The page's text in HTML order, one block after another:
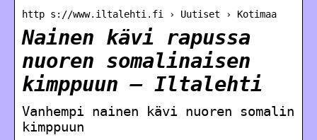
http s://www.iltalehti.fi › Uutiset › Kotimaa
Nainen kävi rapussa
nuoren somalinaisen
kimppuun – Iltalehti
Vanhempi nainen kävi nuoren somalin
kimppuun